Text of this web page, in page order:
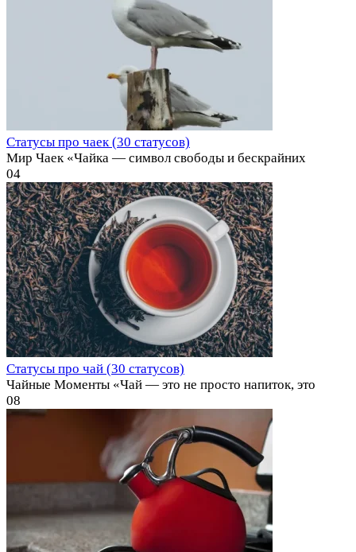
Статусы про чаек (30 статусов)
Мир Чаек «Чайка — символ свободы и бескрайних
04
Статусы про чай (30 статусов)
Чайные Моменты «Чай — это не просто напиток, это
08